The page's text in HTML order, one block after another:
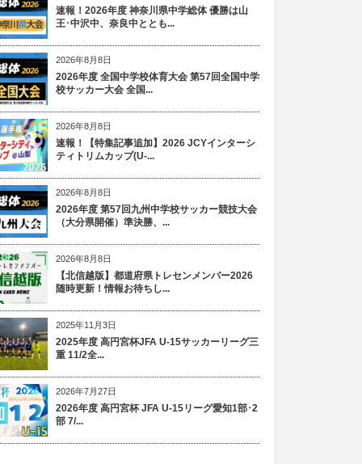
速報！2026年度 神奈川県中学総体 優勝は山
王･中沢中、奈良中ととも...
2026年8月8日
2026年度 全国中学校体育大会 第57回全国中学
校サッカー大会 全国...
2026年8月8日
速報！【特集記事追加】2026 JCYインターシ
ティトリムカップ(U-...
2026年8月8日
2026年度 第57回九州中学校サッカー競技大会
（大分県開催）準決勝、...
2026年8月8日
【北信越版】都道府県トレセンメンバー2026
随時更新！情報お待ちし...
2025年11月3日
2025年度 高円宮杯JFA U-15サッカーリーグ三
重 11/2全...
2026年7月27日
2026年度 高円宮杯 JFA U-15リーグ愛知1部･2
部 7/...